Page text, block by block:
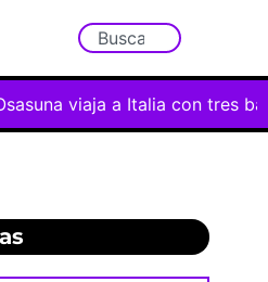
a Italia con tres bajas y un